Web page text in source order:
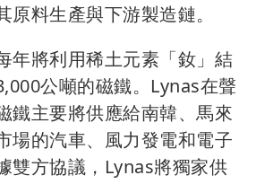
料生產與下游製造鏈。
年將利用稀土元素「釹」結
公噸的磁鐵。Lynas在聲
鐵主要將供應給南韓、馬來
場的汽車、風力發電和電子
雙方協議，Lynas將獨家供